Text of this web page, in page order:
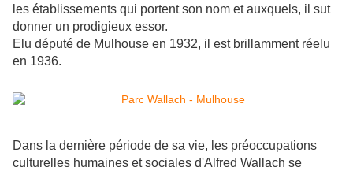
les établissements qui portent son nom et auxquels, il sut
donner un prodigieux essor.
Elu député de Mulhouse en 1932, il est brillamment réelu
en 1936.
Dans la dernière période de sa vie, les préoccupations
culturelles humaines et sociales d'Alfred Wallach se